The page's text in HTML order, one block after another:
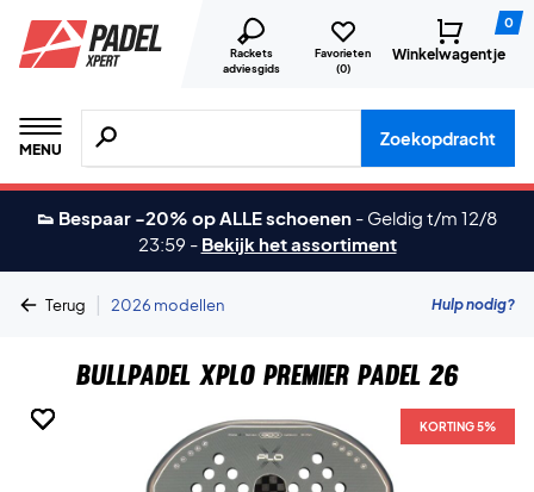
Rackets
adviesgids
Favorieten
(0)
0
Winkelwagentje
MENU
Zoeken naar producten, merken etc.
Zoekopdracht
👟 Bespaar -20% op ALLE schoenen - Geldig t/m 12/8
23:59 - Bekijk het assortiment
Terug | 2026 modellen Hulp nodig?
Bullpadel XPLO Premier Padel 26
KORTING 5%
KORTING 5%
KORTING 5%
KORTING 5%
KORTING 5%
KORTING 5%